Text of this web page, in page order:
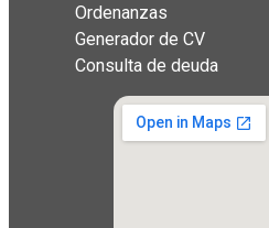
Ordenanzas
Generador de CV
Consulta de deuda